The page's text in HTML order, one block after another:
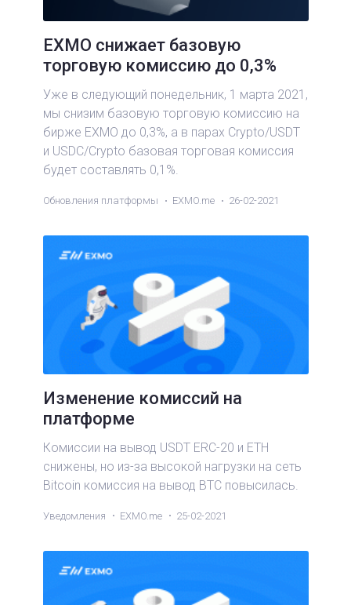
EXMO снижает базовую
торговую комиссию до 0,3%
Уже в следующий понедельник, 1 марта 2021,
мы снизим базовую торговую комиссию на
бирже EXMO до 0,3%, а в парах Crypto/USDT
и USDC/Crypto базовая торговая комиссия
будет составлять 0,1%.
Обновления платформы EXMO.me 26-02-2021
Изменение комиссий на
платформе
Комиссии на вывод USDT ERC-20 и ETH
снижены, но из-за высокой нагрузки на сеть
Bitcoin комиссия на вывод BTC повысилась.
Уведомления EXMO.me 25-02-2021